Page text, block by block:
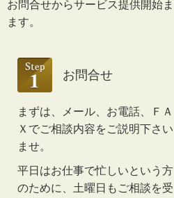
お問合せからサービス提供開始
ます。
お問合せ
まずは、メール、お電話、ＦＡ
Ｘでご相談内容をご説明下さい
ませ。
平日はお仕事で忙しいという方
のために、土曜日もご相談を受